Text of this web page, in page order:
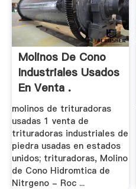
Molinos De Cono
Industriales Usados
En Venta .
molinos de trituradoras
usadas 1 venta de
trituradoras industriales de
piedra usadas en estados
unidos; trituradoras, Molino
de Cono Hidromtica de
Nitrgeno - Roc ...